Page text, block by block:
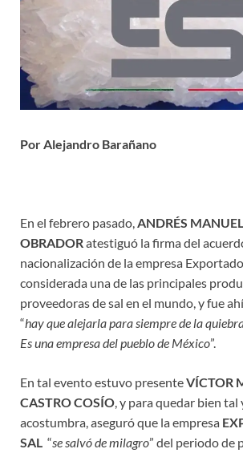
Por Alejandro Barañano
En el febrero pasado, ANDRÉS
OBRADORatestiguó la firma del
nacionalización de la empresa
considerada una de las principales
proveedoras de sal en el mundo, y fue
“hay que alejarla para siempre de la
Es una empresa del pueblo de México”.
En tal evento estuvo presenteVÍCTOR
CASTRO COSÍO , y para quedar bien tal
acostumbra, aseguró que la empresa
SAL “se salvó de milagro” del periodo de